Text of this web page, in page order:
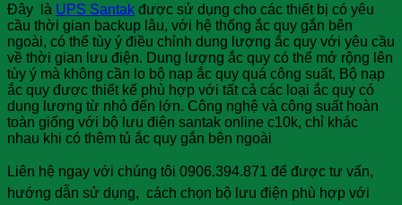
Đây là UPS Santak được sử dụng cho các thiết bị có yêu
cầu thời gian backup lâu, với hệ thống ắc quy gắn bên
ngoài, có thể tùy ý điều chỉnh dung lượng ắc quy với yêu cầu
về thời gian lưu điện. Dung lượng ắc quy có thể mở rộng lên
tùy ý mà không cần lo bộ nạp ắc quy quá công suất, Bộ nạp
ắc quy được thiết kế phù hợp với tất cả các loại ắc quy có
dung lương từ nhỏ đến lớn. Công nghệ và công suất hoàn
toàn giống với bộ lưu điện santak online c10k, chỉ khác
nhau khi có thêm tủ ắc quy gắn bên ngoài
Liên hệ ngay với chúng tôi 0906.394.871 để được tư vấn,
hướng dẫn sử dụng, cách chọn bộ lưu điện phù hợp với